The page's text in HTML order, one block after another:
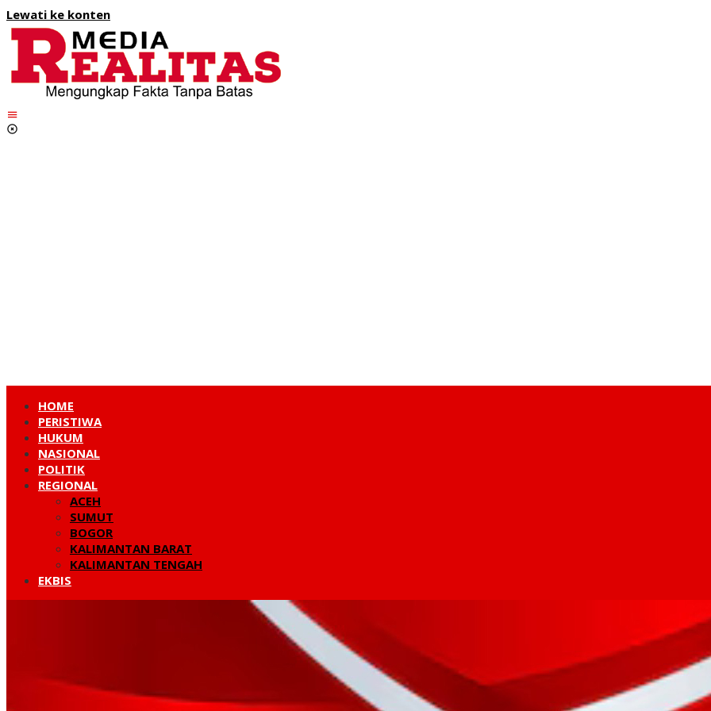
Lewati ke konten
HOME
PERISTIWA
HUKUM
NASIONAL
POLITIK
REGIONAL
ACEH
SUMUT
BOGOR
KALIMANTAN BARAT
KALIMANTAN TENGAH
EKBIS